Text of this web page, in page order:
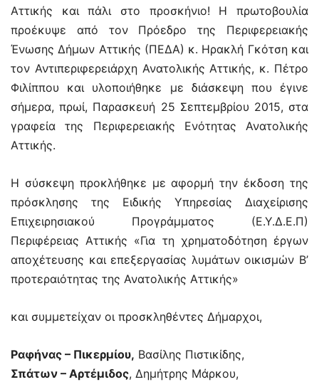
Αττικής και πάλι στο προσκήνιο! Η πρωτοβουλία
προέκυψε από τον Πρόεδρο της Περιφερειακής
Ένωσης Δήμων Αττικής (ΠΕΔΑ) κ. Ηρακλή Γκότση και
τον Αντιπεριφερειάρχη Ανατολικής Αττικής, κ. Πέτρο
Φιλίππου και υλοποιήθηκε με διάσκεψη που έγινε
σήμερα, πρωί, Παρασκευή 25 Σεπτεμβρίου 2015, στα
γραφεία της Περιφερειακής Ενότητας Ανατολικής
Αττικής.
Η σύσκεψη προκλήθηκε με αφορμή την έκδοση της
πρόσκλησης της Ειδικής Υπηρεσίας Διαχείρισης
Επιχειρησιακού Προγράμματος (Ε.Υ.Δ.Ε.Π)
Περιφέρειας Αττικής «Για τη χρηματοδότηση έργων
αποχέτευσης και επεξεργασίας λυμάτων οικισμών Β’
προτεραιότητας της Ανατολικής Αττικής»
και συμμετείχαν οι προσκληθέντες Δήμαρχοι,
Ραφήνας – Πικερμίου, Βασίλης Πιστικίδης,
Σπάτων – Αρτέμιδος, Δημήτρης Μάρκου,